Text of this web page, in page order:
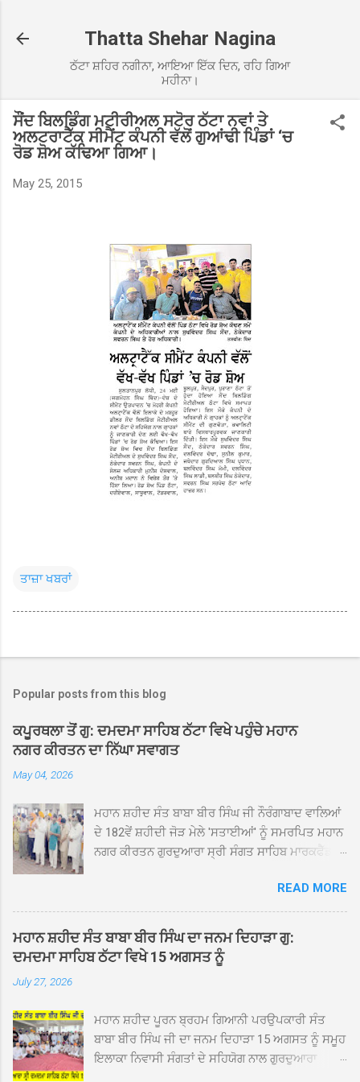
Thatta Shehar Nagina
ਠੱਟਾ ਸ਼ਹਿਰ ਨਗੀਨਾ, ਆਇਆ ਇੱਕ ਦਿਨ, ਰਹਿ ਗਿਆ
ਮਹੀਨਾ।
ਸੌਂਦ ਬਿਲਡਿੰਗ ਮਟੀਰੀਅਲ ਸਟੋਰ ਠੱਟਾ ਨਵਾਂ ਤੇ
ਅਲਟਰਾਟੈੱਕ ਸੀਮੈਂਟ ਕੰਪਨੀ ਵੱਲੋਂ ਗੁਆਂਢੀ ਪਿੰਡਾਂ ‘ਚ
ਰੋਡ ਸ਼ੋਅ ਕੱਢਿਆ ਗਿਆ।
May 25, 2015
ਤਾਜ਼ਾ ਖਬਰਾਂ
Popular posts from this blog
ਕਪੂਰਥਲਾ ਤੋਂ ਗੁ: ਦਮਦਮਾ ਸਾਹਿਬ ਠੱਟਾ ਵਿਖੇ ਪਹੁੰਚੇ ਮਹਾਨ
ਨਗਰ ਕੀਰਤਨ ਦਾ ਨਿੱਘਾ ਸਵਾਗਤ
May 04, 2026
ਮਹਾਨ ਸ਼ਹੀਦ ਸੰਤ ਬਾਬਾ ਬੀਰ ਸਿੰਘ ਜੀ ਨੌਰੰਗਾਬਾਦ ਵਾਲਿਆਂ
ਦੇ 182ਵੇਂ ਸ਼ਹੀਦੀ ਜੋੜ ਮੇਲੇ 'ਸਤਾਈਆਂ' ਨੂੰ ਸਮਰਪਿਤ ਮਹਾਨ
ਨਗਰ ਕੀਰਤਨ ਗੁਰਦੁਆਰਾ ਸ੍ਰੀ ਸੰਗਤ ਸਾਹਿਬ ਮਾਰਕਫੈੱਡ
ਸਰਪ੍ਰਸਤੀ ਹੇਠ, ਪੰਜ ਪਿਆਰਿਆਂ ਦੀ ਅਗਵਾਈ ਵਿੱਚ
ਮਹੱਲਾ ਸੰਤਪੁਰਾ ਤੋਂ ਪ੍ਰਾਰੰਭ ਹੋ ਕੇ ਪਿੰਡ ਭਗਤਪੁਰ,
ਭਗਵਾਨਪੁਰ, ਝੁੱਗੀਆਂ ਗੁਲਾਮ, ਮਜਾਦਪੁਰ, ਕੁੱਲੀਆਂ, ਰੱਤਾ ਨੌ
ਅਬਾਦ, ਕੋਲੀਆਂਵਾਲ, ਅੱਡਾ ਸਾਬੂਵਾਲ, ਦਰੀਏਵਾਲ,
ਟੋਡਰਵਾਲ, ਨਵਾਂ ਠੱਟਾ, ਪੁਰਾਣਾ ਠੱਟਾ ਤੋਂ ਹੁੰਦਾ ਹੋਇਆ
ਵਿਖੇ ਪਹੁੰਚਣ ’ਤੇ ਮੁੱਖ ਸੇਵਾਦਾਰ ਸੰਤ ਬਾਬਾ ਹਰਜੀਤ ਸਿੰਘ ਤੇ
ਇਲਾਕੇ ਦੀਆਂ ਸੰਗਤਾਂ ਵੱਲੋਂ ਜੈਕਾਰਿਆਂ ਦੀ ਗੂੰਜ ਵਿਚ ਨਿੱਘਾ
ਸਵਾਗਤ ਕੀਤਾ ਗਿਆ। ਗੁਰਦੁਆਰਾ ਸ੍ਰੀ ਦਮਦਮਾ ਸਾਹਿਬ
READ MORE
ਮਹਾਨ ਸ਼ਹੀਦ ਸੰਤ ਬਾਬਾ ਬੀਰ ਸਿੰਘ ਦਾ ਜਨਮ ਦਿਹਾੜਾ ਗੁ:
ਦਮਦਮਾ ਸਾਹਿਬ ਠੱਟਾ ਵਿਖੇ 15 ਅਗਸਤ ਨੂੰ
July 27, 2026
ਮਹਾਨ ਸ਼ਹੀਦ ਪੂਰਨ ਬ੍ਰਹਮ ਗਿਆਨੀ ਪਰਉਪਕਾਰੀ ਸੰਤ
ਬਾਬਾ ਬੀਰ ਸਿੰਘ ਜੀ ਦਾ ਜਨਮ ਦਿਹਾੜਾ 15 ਅਗਸਤ ਨੂੰ ਸਮੂਹ
ਇਲਾਕਾ ਨਿਵਾਸੀ ਸੰਗਤਾਂ ਦੇ ਸਹਿਯੋਗ ਨਾਲ ਗੁਰਦੁਆਰਾ